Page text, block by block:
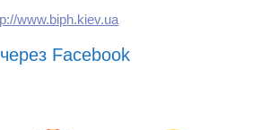
www.biph.kiev.ua
Facebook